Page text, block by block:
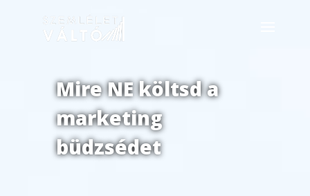
Mire NE költsd a
marketing
büdzsédet